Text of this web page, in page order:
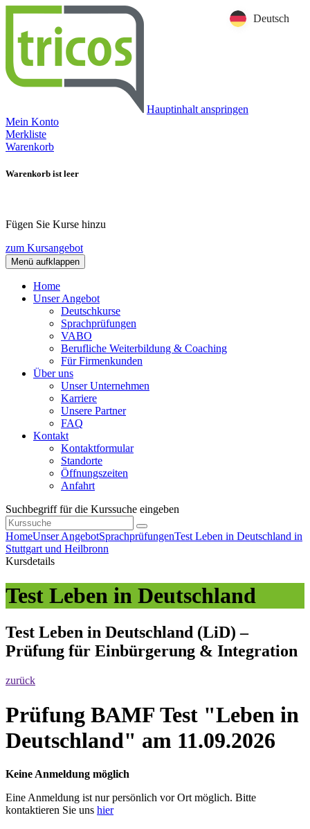
Hauptinhalt anspringen
Mein Konto
Merkliste
Warenkorb
Warenkorb ist leer
Fügen Sie Kurse hinzu
zum Kursangebot
Menü aufklappen
Home
Unser Angebot
Deutschkurse
Sprachprüfungen
VABO
Berufliche Weiterbildung & Coaching
Für Firmenkunden
Über uns
Unser Unternehmen
Karriere
Unsere Partner
FAQ
Kontakt
Kontaktformular
Standorte
Öffnungszeiten
Anfahrt
Suchbegriff für die Kurssuche eingeben
HomeUnser AngebotSprachprüfungenTest Leben in Deutschland in
Stuttgart und Heilbronn
Kursdetails
Test Leben in Deutschland
Test Leben in Deutschland (LiD) –
Prüfung für Einbürgerung & Integration
zurück
Prüfung BAMF Test "Leben in
Deutschland" am 11.09.2026
Keine Anmeldung möglich
Eine Anmeldung ist nur persönlich vor Ort möglich. Bitte
kontaktieren Sie uns hier
Deutsch